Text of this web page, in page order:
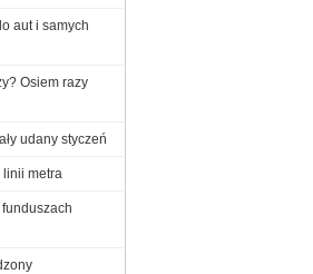
aut i samych
Osiem razy
udany styczeń
metra